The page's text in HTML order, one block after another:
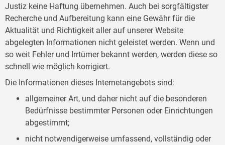
Justiz keine Haftung übernehmen. Auch bei sorgfältigster
Recherche und Aufbereitung kann eine Gewähr für die
Aktualität und Richtigkeit aller auf unserer Website
abgelegten Informationen nicht geleistet werden. Wenn und
so weit Fehler und Irrtümer bekannt werden, werden diese so
schnell wie möglich korrigiert.
Die Informationen dieses Internetangebots sind:
allgemeiner Art, und daher nicht auf die besonderen
Bedürfnisse bestimmter Personen oder Einrichtungen
abgestimmt;
nicht notwendigerweise umfassend, vollständig oder